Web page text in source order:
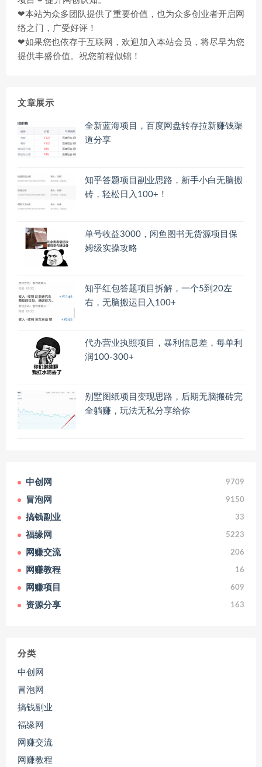
❤本站为众多团队提供了重要价值，也为众多创业者开启网
络之门，广受好评！
❤如果您也依存于互联网，欢迎加入本站会员，将尽早为您
提供丰盛价值。祝您前程似锦！
文章展示
全新蓝海项目，百度网盘转存拉新赚钱渠
道分享
知乎答题项目副业思路，新手小白无脑搬
砖，轻松日入100+！
单号收益3000，闲鱼图书无货源项目保
姆级实操攻略
知乎红包答题项目拆解，一个5到20左
右，无脑搬运日入100+
代办营业执照项目，暴利信息差，每单利
润100-300+
别墅图纸项目变现思路，后期无脑搬砖完
全躺赚，玩法无私分享给你
中创网 9709
冒泡网 9150
搞钱副业 33
福缘网 5223
网赚交流 206
网赚教程 16
网赚项目 609
资源分享 163
分类
中创网
冒泡网
搞钱副业
福缘网
网赚交流
网赚教程